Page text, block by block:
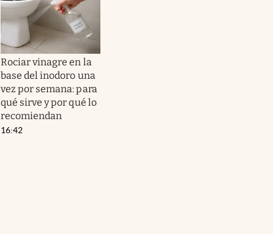
Rociar vinagre en la
base del inodoro una
vez por semana: para
qué sirve y por qué lo
recomiendan
16:42